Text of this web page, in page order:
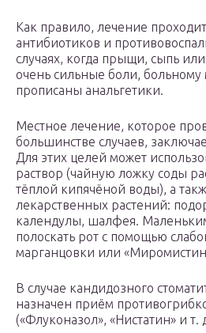
Как правило, лечение
антибиотиков и
случаях, когда прыщи, сыпь
очень сильные боли, больному
прописаны анальгетики.
Местное лечение, которое
большинстве случаев,
Для этих целей может
раствор (чайную ложку соды
тёплой кипячёной воды), а
лекарственных растений:
календулы, шалфея.
полоскать рот с помощью
марганцовки или
В случае кандидозного
назначен приём
(«Флуконазол», «Нистатин» и т.